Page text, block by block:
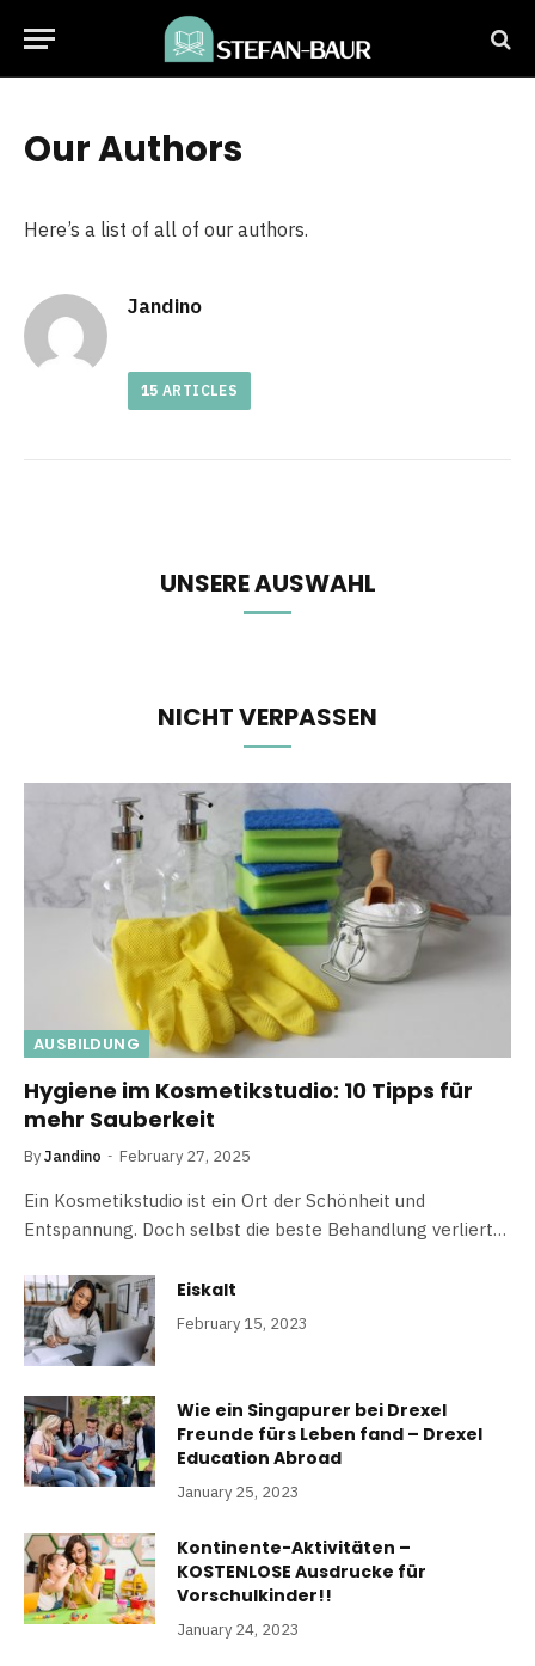
Our Authors
Here’s a list of all of our authors.
Jandino
15 ARTICLES
UNSERE AUSWAHL
NICHT VERPASSEN
AUSBILDUNG
Hygiene im Kosmetikstudio: 10 Tipps für
mehr Sauberkeit
ByJandino February 27, 2025
Ein Kosmetikstudio ist ein Ort der Schönheit und
Entspannung. Doch selbst die beste Behandlung verliert…
Eiskalt
February 15, 2023
Wie ein Singapurer bei Drexel
Freunde fürs Leben fand – Drexel
Education Abroad
January 25, 2023
Kontinente-Aktivitäten –
KOSTENLOSE Ausdrucke für
Vorschulkinder!!
January 24, 2023